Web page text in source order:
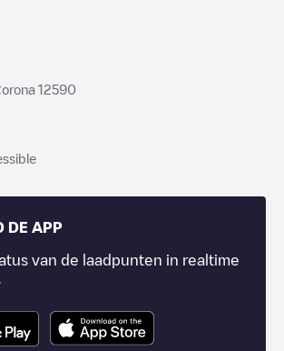
12590
DE APP
van de laadpunten in realtime